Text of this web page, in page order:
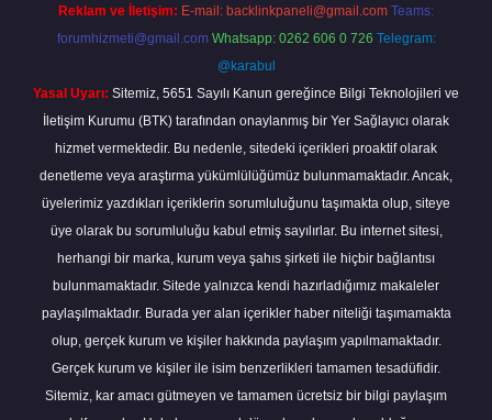
Reklam ve İletişim: E-mail: backlinkpaneli@gmail.com Teams:
forumhizmeti@gmail.com Whatsapp: 0262 606 0 726 Telegram:
@karabul
Yasal Uyarı: Sitemiz, 5651 Sayılı Kanun gereğince Bilgi Teknolojileri ve
İletişim Kurumu (BTK) tarafından onaylanmış bir Yer Sağlayıcı olarak
hizmet vermektedir. Bu nedenle, sitedeki içerikleri proaktif olarak
denetleme veya araştırma yükümlülüğümüz bulunmamaktadır. Ancak,
üyelerimiz yazdıkları içeriklerin sorumluluğunu taşımakta olup, siteye
üye olarak bu sorumluluğu kabul etmiş sayılırlar. Bu internet sitesi,
herhangi bir marka, kurum veya şahıs şirketi ile hiçbir bağlantısı
bulunmamaktadır. Sitede yalnızca kendi hazırladığımız makaleler
paylaşılmaktadır. Burada yer alan içerikler haber niteliği taşımamakta
olup, gerçek kurum ve kişiler hakkında paylaşım yapılmamaktadır.
Gerçek kurum ve kişiler ile isim benzerlikleri tamamen tesadüfidir.
Sitemiz, kar amacı gütmeyen ve tamamen ücretsiz bir bilgi paylaşım